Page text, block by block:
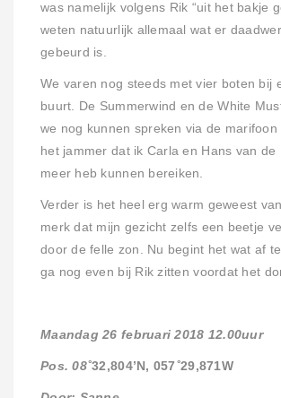
was namelijk volgens Rik “uit het bakje
weten natuurlijk allemaal wat er
gebeurd is.
We varen nog steeds met vier boten bij
buurt. De Summerwind en de White
we nog kunnen spreken via de marifoon
het jammer dat ik Carla en Hans van de
meer heb kunnen bereiken.
Verder is het heel erg warm geweest
merk dat mijn gezicht zelfs een beetje
door de felle zon. Nu begint het wat af
ga nog even bij Rik zitten voordat het
Maandag 26 februari 2018 12.00uur
Pos. 08˚32,804’N, 057 ˚29,871W